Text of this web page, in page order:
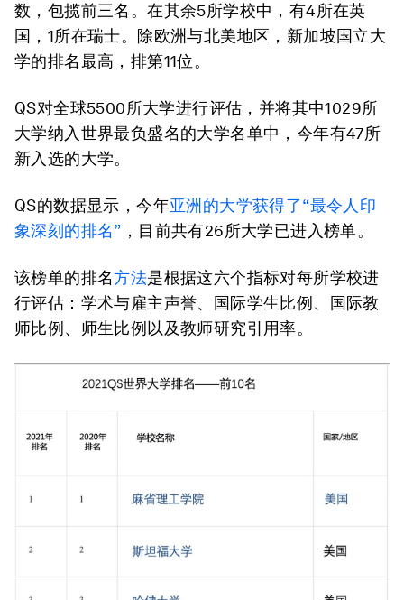
数，包揽前三名。在其余5所学校中，有4所在英
国，1所在瑞士。除欧洲与北美地区，新加坡国立大
学的排名最高，排第11位。
QS对全球5500所大学进行评估，并将其中1029所
大学纳入世界最负盛名的大学名单中，今年有47所
新入选的大学。
QS的数据显示，今年亚洲的大学获得了“最令人印
象深刻的排名” ，目前共有26所大学已进入榜单。
该榜单的排名方法是根据这六个指标对每所学校进
行评估：学术与雇主声誉、国际学生比例、国际教
师比例、师生比例以及教师研究引用率。